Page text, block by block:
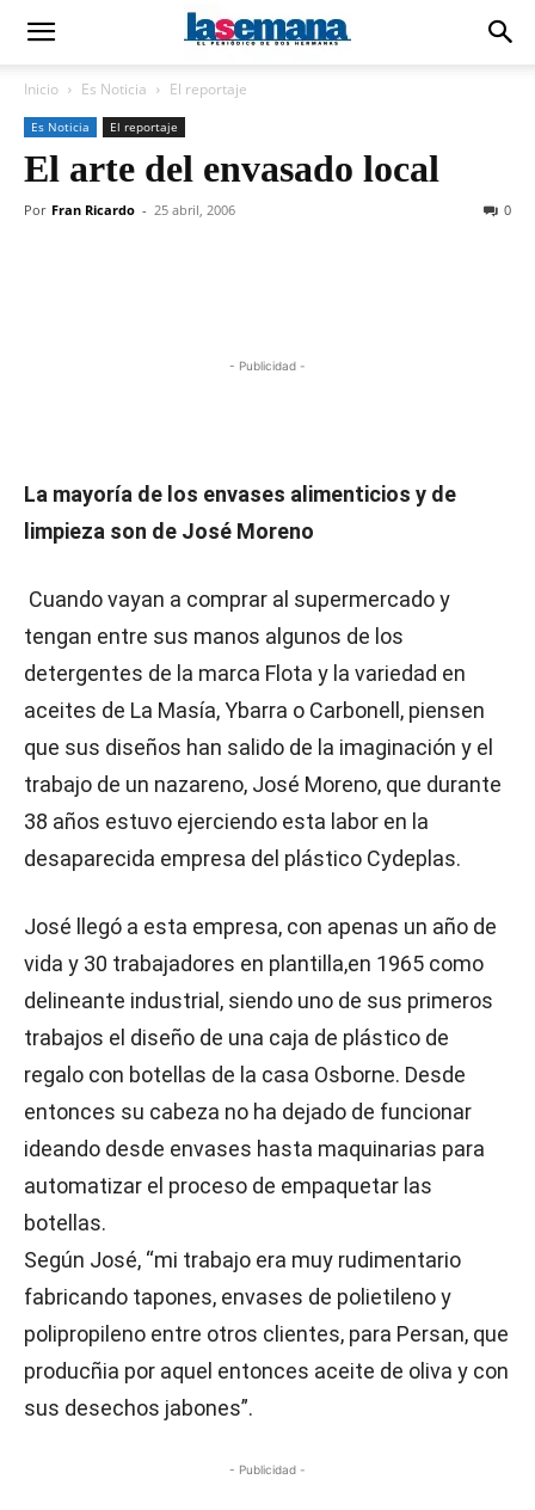
Inicio Es Noticia El reportaje
Es Noticia El reportaje
El arte del envasado local
Por Fran Ricardo - 25 abril, 2006 0
- Publicidad -
La mayoría de los envases alimenticios y de
limpieza son de José Moreno
Cuando vayan a comprar al supermercado y
tengan entre sus manos algunos de los
detergentes de la marca Flota y la variedad en
aceites de La Masía, Ybarra o Carbonell, piensen
que sus diseños han salido de la imaginación y el
trabajo de un nazareno, José Moreno, que durante
38 años estuvo ejerciendo esta labor en la
desaparecida empresa del plástico Cydeplas.
José llegó a esta empresa, con apenas un año de
vida y 30 trabajadores en plantilla,en 1965 como
delineante industrial, siendo uno de sus primeros
trabajos el diseño de una caja de plástico de
regalo con botellas de la casa Osborne. Desde
entonces su cabeza no ha dejado de funcionar
ideando desde envases hasta maquinarias para
automatizar el proceso de empaquetar las
botellas.
Según José, “mi trabajo era muy rudimentario
fabricando tapones, envases de polietileno y
polipropileno entre otros clientes, para Persan, que
producñia por aquel entonces aceite de oliva y con
sus desechos jabones”.
- Publicidad -